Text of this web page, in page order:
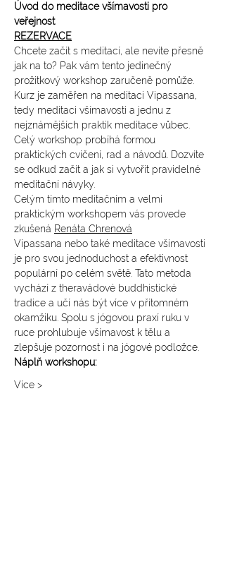
Úvod do meditace všímavosti pro
veřejnost
REZERVACE
Chcete začít s meditací, ale nevíte přesně
jak na to? Pak vám tento jedinečný
prožitkový workshop zaručeně pomůže.
Kurz je zaměřen na meditaci Vipassana,
tedy meditaci všímavosti a jednu z
nejznámějších praktik meditace vůbec.
Celý workshop probíhá formou
praktických cvičení, rad a návodů. Dozvíte
se odkud začít a jak si vytvořit pravidelné
meditační návyky.
Celým tímto meditačním a velmi
praktickým workshopem vás provede
zkušená Renáta Chrenová
Vipassana nebo také meditace všímavosti
je pro svou jednoduchost a efektivnost
populární po celém světě. Tato metoda
vychází z theravádové buddhistické
tradice a učí nás být více v přítomném
okamžiku. Spolu s jógovou praxí ruku v
ruce prohlubuje všímavost k tělu a
zlepšuje pozornost i na jógové podložce.
Náplň workshopu:
Více >